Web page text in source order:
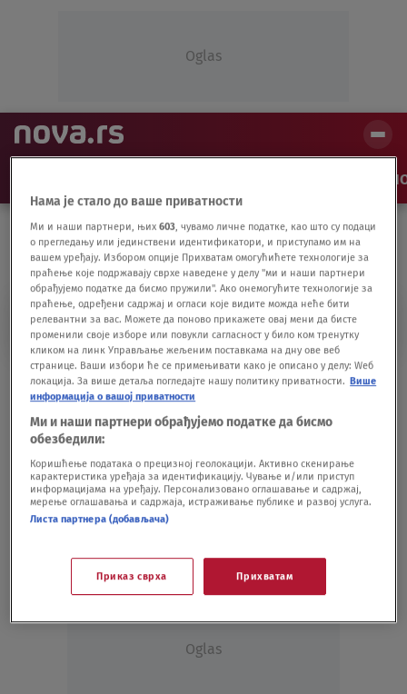
Oglas
MIHAILO
Ammar Mešić, Olja Lević i Dane Svilar na
humanitarnom događaju za pomoć malom
Mihajlu VIDEO
Dvojica sugrađana poginula na identičan
način u Bulevaru: Mihajila pokosio
automobil, Stefana tramvaj
HRONIKA09.12.22.
Oglas
Нама је стало до ваше приватности
Ми и наши партнери, њих603, чувамо личне податке, као што су подаци
о прегледању или јединствени идентификатори, и приступамо им на
вашем уређају. Избором опције Прихватам омогућићете технологије за
праћење које подржавају сврхе наведене у делу "ми и наши партнери
обрађујемо податке да бисмо пружили". Ако онемогућите технологије за
праћење, одређени садржај и огласи које видите можда неће бити
релевантни за вас. Можете да поново прикажете овај мени да бисте
променили своје изборе или повукли сагласност у било ком тренутку
кликом на линк Управљање жељеним поставкама на дну ове веб
странице. Ваши избори ће се примењивати како је описано у делу: Wеб
локација. За више детаља погледајте нашу политику приватности. Више
информација о вашој приватности
Ми и наши партнери обрађујемо податке да бисмо
обезбедили:
Коришћење података о прецизној геолокацији. Активно скенирање
карактеристика уређаја за идентификацију. Чување и/или приступ
информацијама на уређају. Персонализовано оглашавање и садржај,
мерење оглашавања и садржаја, истраживање публике и развој услуга.
Листа партнера (добављача)
Приказ сврха Прихватам